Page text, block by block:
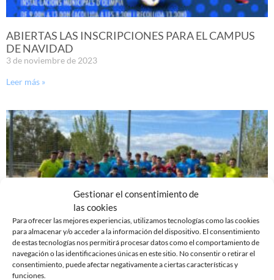
Gestionar el consentimiento de
las cookies
Para ofrecer las mejores experiencias, utilizamos tecnologías como las cookies
para almacenar y/o acceder a la información del dispositivo. El consentimiento
de estas tecnologías nos permitirá procesar datos como el comportamiento de
navegación o las identificaciones únicas en este sitio. No consentir o retirar el
consentimiento, puede afectar negativamente a ciertas características y
funciones.
ABIERTAS LAS INSCRIPCIONES PARA EL CAMPUS
DE NAVIDAD
3 de noviembre de 2023
Leer más »
EN MARCHA LA PRETEMPORADA DEL FILIAL
7 de agosto de 2023